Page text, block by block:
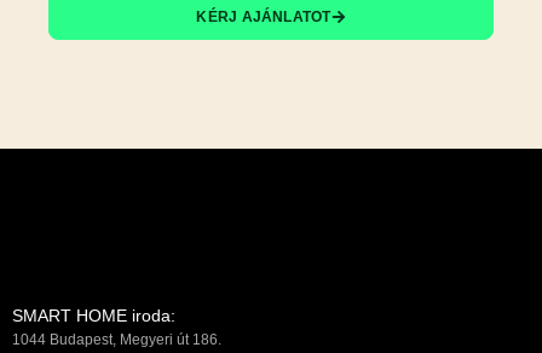
KÉRJ AJÁNLATOT
SMART HOME iroda:
1044 Budapest, Megyeri út 186.